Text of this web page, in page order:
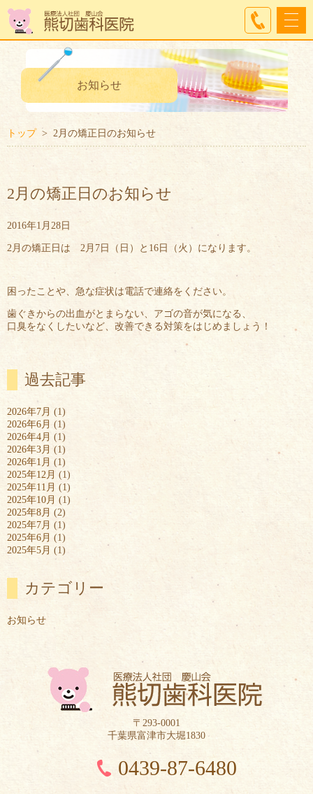
お知らせ
トップ 2月の矯正日のお知らせ
2月の矯正日のお知らせ
2016年1月28日
2月の矯正日は 2月7日（日）と16日（火）になります。
困ったことや、急な症状は電話で連絡をください。
歯ぐきからの出血がとまらない、アゴの音が気になる、
口臭をなくしたいなど、改善できる対策をはじめましょう！
過去記事
2026年7月 (1)
2026年6月 (1)
2026年4月 (1)
2026年3月 (1)
2026年1月 (1)
2025年12月 (1)
2025年11月 (1)
2025年10月 (1)
2025年8月 (2)
2025年7月 (1)
2025年6月 (1)
2025年5月 (1)
カテゴリー
お知らせ
〒293-0001
千葉県富津市大堀1830
0439-87-6480